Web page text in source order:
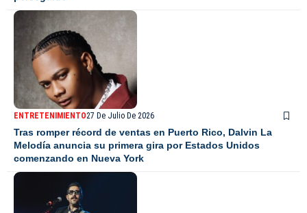
ENTRETENIMIENTO27 De Julio De 2026
Tras romper récord de ventas en Puerto Rico, Dalvin La
Melodía anuncia su primera gira por Estados Unidos
comenzando en Nueva York